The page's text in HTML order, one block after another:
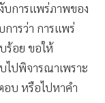
บการแพร่ภาพของ
ารว่า การแพร่
ร้อย ขอให้
ไปพิจารณาเพราะ
อบ หรือไปหาคำ